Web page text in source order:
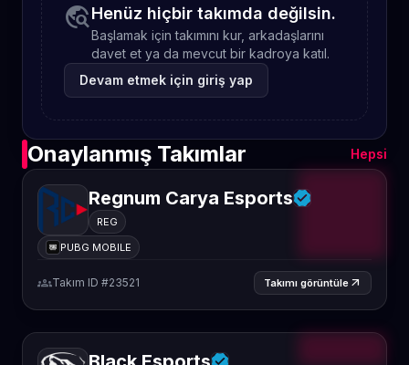
travel_exploreHenüz hiçbir takımda değilsin.
Başlamak için takımını kur, arkadaşlarını
davet et ya da mevcut bir kadroya katıl.
Devam etmek için giriş yap
Onaylanmış Takımlar Hepsi
Regnum Carya Esports
REG
PUBG MOBILE
groupsTakım ID #23521 Takımı görüntüle arrow_outward